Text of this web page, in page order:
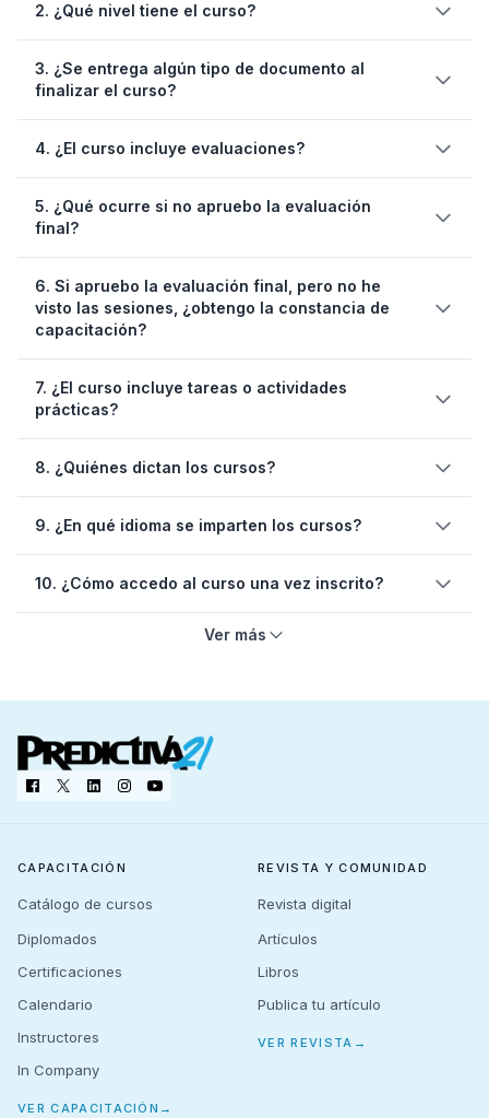
finalizado el curso
2. ¿Qué nivel tiene el curso?
3. ¿Se entrega algún tipo de documento al
finalizar el curso?
capacitación digital emitida por Predictiva21
4. ¿El curso incluye evaluaciones?
5. ¿Qué ocurre si no apruebo la evaluación
final?
volver a inscribirse
en el curso
6. Si apruebo la evaluación final, pero no he
visto las sesiones, ¿obtengo la constancia de
capacitación?
completado la totalidad de las
sesiones del curso
7. ¿El curso incluye tareas o actividades
prácticas?
8. ¿Quiénes dictan los cursos?
9. ¿En qué idioma se imparten los cursos?
10. ¿Cómo accedo al curso una vez inscrito?
Enlace de acceso a las sesiones
Ver más
CAPACITACIÓN
Catálogo de cursos
Diplomados
Certificaciones
Calendario
Instructores
In Company
VER CAPACITACIÓN →
REVISTA Y COMUNIDAD
Revista digital
Artículos
Libros
Publica tu artículo
VER REVISTA →